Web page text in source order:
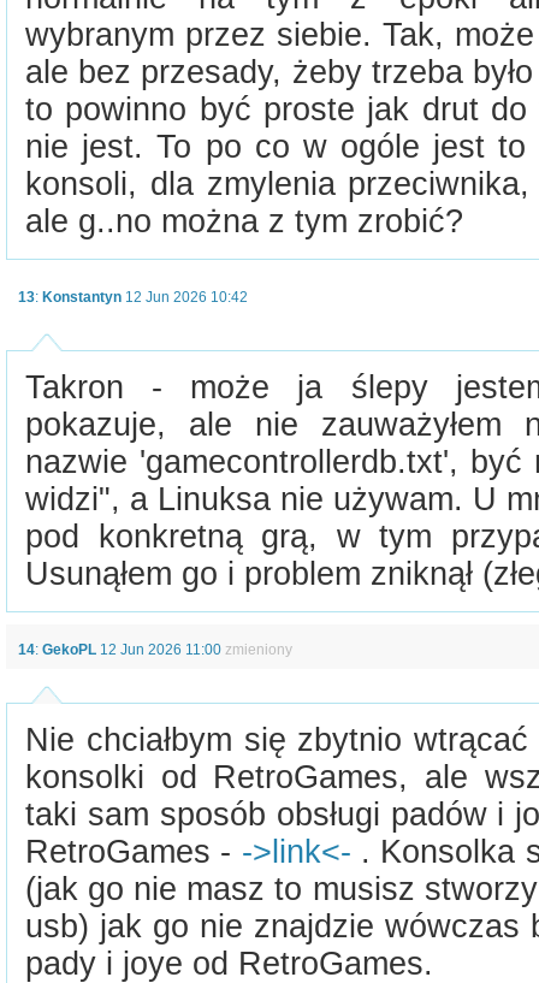
wybranym przez siebie. Tak,
ale bez przesady, żeby trzeba
to powinno być proste jak drut
nie jest. To po co w ogóle jest to
konsoli, dla zmylenia
ale g..no można z tym zrobić?
13: Konstantyn 12 Jun 2026 10:42
Takron - może ja ślepy
pokazuje, ale nie zauważyłem
nazwie 'gamecontrollerdb.txt',
widzi", a Linuksa nie używam. U
pod konkretną grą, w tym
Usunąłem go i problem zniknął
14: GekoPL 12 Jun 2026 11:00 zmieniony
Nie chciałbym się zbytnio
konsolki od RetroGames, ale
taki sam sposób obsługi padów i
RetroGames - ->link<- . Konsolka
(jak go nie masz to musisz
usb) jak go nie znajdzie wówczas
pady i joye od RetroGames.